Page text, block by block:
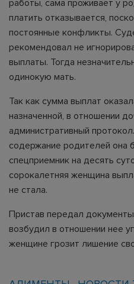
работы, сама проживает у
платить отказывается,
постоянные конфликты.
рекомендовал не
выплаты. Тогда
одинокую мать.
Так как сумма выплат
назначенной, в отношении
административный
содержание родителей она
спецприемник на десять
сорокалетняя женщина
не стала.
Пристав передал
возбудил в отношении нее
женщине грозит лишение